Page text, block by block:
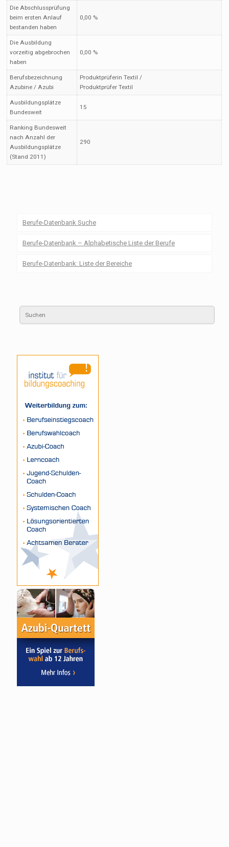
Die Abschlussprüfung
beim ersten Anlauf
bestanden haben
0,00 %
Die Ausbildung
vorzeitig abgebrochen
haben
0,00 %
Berufsbezeichnung
Azubine / Azubi
Produktprüferin Textil /
Produktprüfer Textil
Ausbildungsplätze
Bundesweit
15
Ranking Bundesweit
nach Anzahl der
Ausbildungsplätze
(Stand 2011)
290
Berufe-Datenbank Suche
Berufe-Datenbank – Alphabetische Liste der Berufe
Berufe-Datenbank: Liste der Bereiche